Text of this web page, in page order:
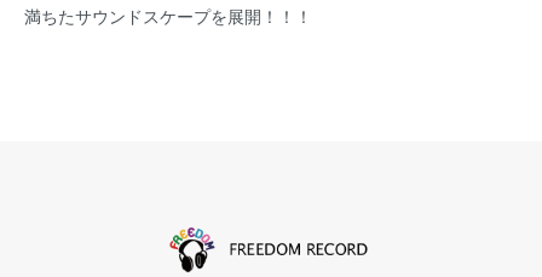
満ちたサウンドスケープを展開！！！